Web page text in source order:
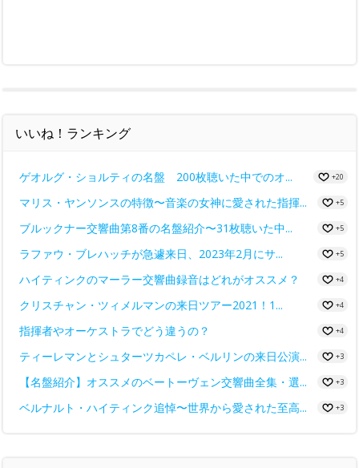
いいね！ランキング
ゲオルグ・ショルティの名盤 200枚聴いた中でのオ... +20
マリス・ヤンソンスの特徴〜音楽の女神に愛された指揮... +5
ブルックナー交響曲第8番の名盤紹介〜31枚聴いた中... +5
ラファウ・ブレハッチが急遽来日、2023年2月にサ... +5
ハイティンクのマーラー交響曲録音はどれがオススメ？ +4
クリスチャン・ツィメルマンの来日ツアー2021！1... +4
指揮者やオーケストラでどう違うの？ +4
ティーレマンとシュターツカペレ・ベルリンの来日公演... +3
【名盤紹介】オススメのベートーヴェン交響曲全集・選... +3
ベルナルト・ハイティンク追悼〜世界から愛された至高... +3